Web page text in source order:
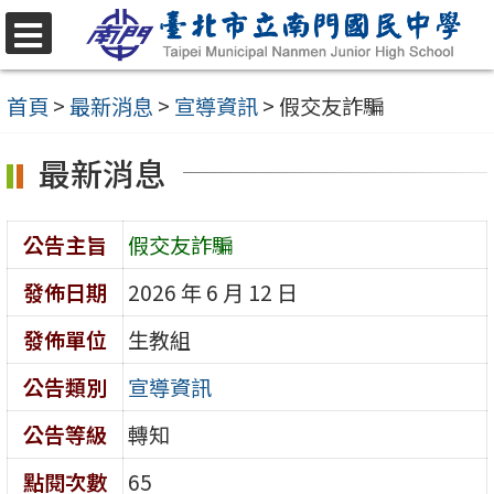
跳
至
主
內
選
單
首頁 >最新消息 > 宣導資訊> 假交友詐騙
最新消息
公告主旨
假交友詐騙
發佈日期
2026 年 6 月 12 日
發佈單位
生教組
公告類別
宣導資訊
公告等級
轉知
點閱次數
65